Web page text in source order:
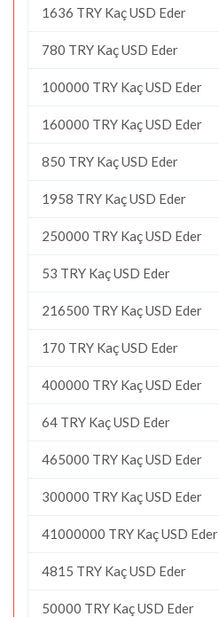
1636 TRY Kaç USD Eder
780 TRY Kaç USD Eder
100000 TRY Kaç USD Eder
160000 TRY Kaç USD Eder
850 TRY Kaç USD Eder
1958 TRY Kaç USD Eder
250000 TRY Kaç USD Eder
53 TRY Kaç USD Eder
216500 TRY Kaç USD Eder
170 TRY Kaç USD Eder
400000 TRY Kaç USD Eder
64 TRY Kaç USD Eder
465000 TRY Kaç USD Eder
300000 TRY Kaç USD Eder
41000000 TRY Kaç USD Eder
4815 TRY Kaç USD Eder
50000 TRY Kaç USD Eder